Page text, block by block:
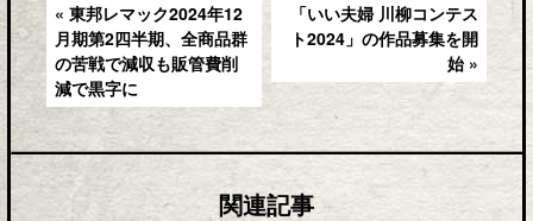
« 東邦レマック2024年12
月期第2四半期、全商品群
の苦戦で減収も販管費削
減で黒字に
「いい夫婦 川柳コンテス
ト2024」の作品募集を開
始 »
関連記事